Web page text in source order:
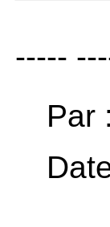
-----
Par